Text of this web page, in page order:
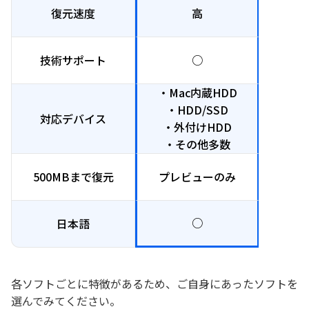
復元速度 高
技術サポート ○
対応デバイス
・Mac内蔵HDD
・HDD/SSD
・外付けHDD
・その他多数
500MBまで復元
プレビューのみ
日本語 ○
各ソフトごとに特徴があるため、ご自身にあったソフトを
選んでみてください。